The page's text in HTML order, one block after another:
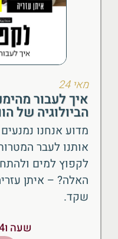
מאי 24
איך לעבור
הביולוגיה של
מדוע אנחנו
אותנו לעבר
לקפוץ למים
האלה? – איתן
שקד.
שעה ו14 דקות